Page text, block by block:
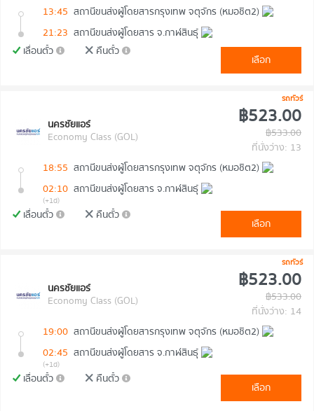
13:45 สถานีขนส่งผู้โดยสารกรุงเทพ จตุจักร (หมอชิต2)
21:23 สถานีขนส่งผู้โดยสาร จ.กาฬสินธุ์
เลื่อนตั๋ว
คืนตั๋ว
เลือก
รถทัวร์
นครชัยแอร์
Economy Class (GOL)
฿523.00
฿533.00
ที่นั่งว่าง: 13
18:55 สถานีขนส่งผู้โดยสารกรุงเทพ จตุจักร (หมอชิต2)
02:10 สถานีขนส่งผู้โดยสาร จ.กาฬสินธุ์
(+1d)
เลื่อนตั๋ว คืนตั๋ว
เลือก
รถทัวร์
นครชัยแอร์
Economy Class (GOL)
฿523.00
฿533.00
ที่นั่งว่าง: 14
19:00 สถานีขนส่งผู้โดยสารกรุงเทพ จตุจักร (หมอชิต2)
02:45 สถานีขนส่งผู้โดยสาร จ.กาฬสินธุ์
(+1d)
เลื่อนตั๋ว คืนตั๋ว
เลือก